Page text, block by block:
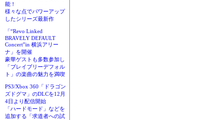
能！
様々な点でパワーアップ
したシリーズ最新作
「“Revo Linked
BRAVELY DEFAULT
Concert”in 横浜アリー
ナ」を開催
豪華ゲストも多数参加し
「ブレイブリーデフォル
ト」の楽曲の魅力を満喫
PS3/Xbox 360「ドラゴン
ズドグマ」のDLCを12月
4日より配信開始
「ハードモード」などを
追加する「求道者への試